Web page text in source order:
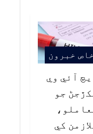
خاص خبرون
آئي وي
جو
کي